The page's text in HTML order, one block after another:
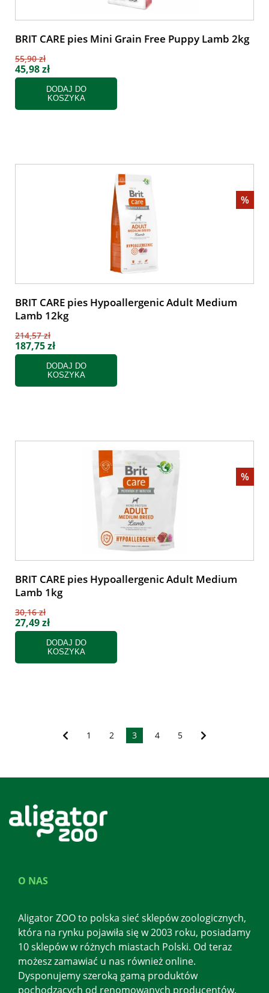
BRIT CARE pies Mini Grain Free Puppy Lamb 2kg
55,90 zł
45,98 zł
DODAJ DO
KOSZYKA
%
BRIT CARE pies Hypoallergenic Adult Medium
Lamb 12kg
214,57 zł
187,75 zł
DODAJ DO
KOSZYKA
%
BRIT CARE pies Hypoallergenic Adult Medium
Lamb 1kg
30,16 zł
27,49 zł
DODAJ DO
KOSZYKA
1 2 3 4 5
O NAS
Aligator ZOO to polska sieć sklepów zoologicznych,
która na rynku pojawiła się w 2003 roku, posiadamy
10 sklepów w różnych miastach Polski. Od teraz
możesz zamawiać u nas również online.
Dysponujemy szeroką gamą produktów
pochodzących od renomowanych producentów.